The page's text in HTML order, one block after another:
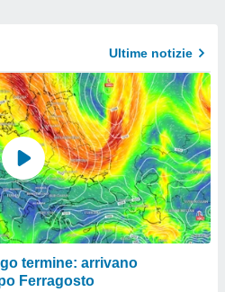
Ultime notizie
termine: arrivano
Ferragosto